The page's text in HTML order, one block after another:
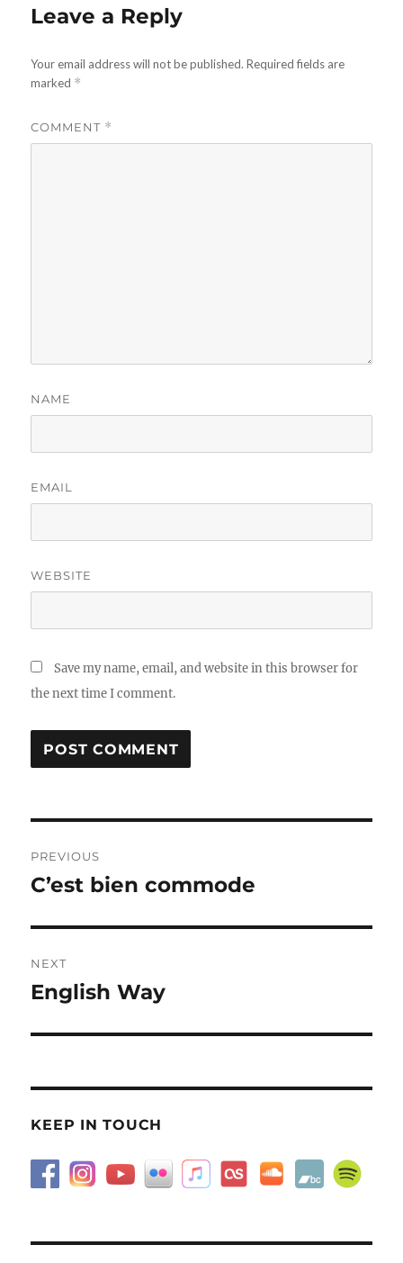
Leave a Reply
Your email address will not be published. Required fields are
marked *
COMMENT *
NAME
EMAIL
WEBSITE
Save my name, email, and website in this browser for
the next time I comment.
navigation
PREVIOUS
Previous
C’est bien commode
NEXT
Next
English Way
KEEP IN TOUCH